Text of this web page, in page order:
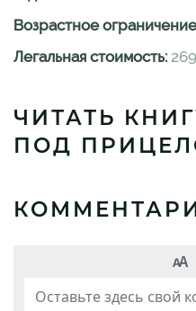
Возрастное
Легальная стоимость: 269
ЧИТАТЬ
ПОД